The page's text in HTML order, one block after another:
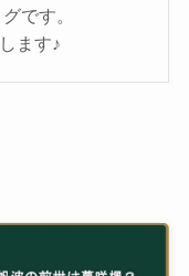
です。
ます♪